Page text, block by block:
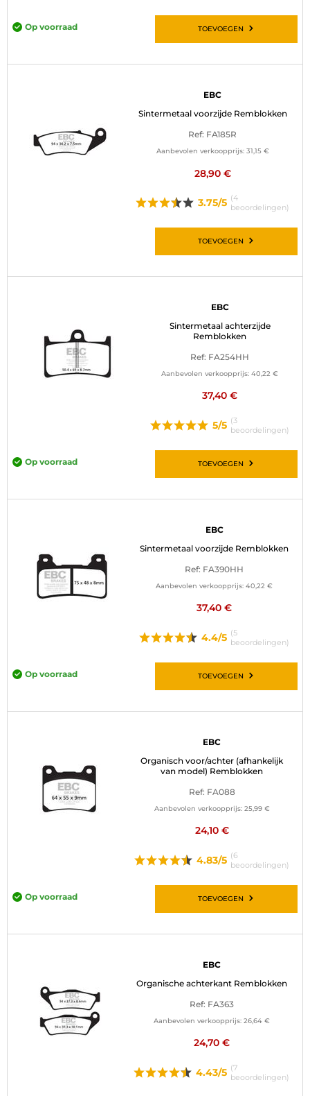
Op voorraad TOEVOEGEN
EBC
Sintermetaal voorzijde Remblokken
Ref: FA185R
Aanbevolen verkoopprijs: 31,15 €
28,90 €
3.75/5 (4
beoordelingen)
TOEVOEGEN
EBC
Sintermetaal achterzijde
Remblokken
Ref: FA254HH
Aanbevolen verkoopprijs: 40,22 €
37,40 €
5/5 (3
beoordelingen)
Op voorraad TOEVOEGEN
EBC
Sintermetaal voorzijde Remblokken
Ref: FA390HH
Aanbevolen verkoopprijs: 40,22 €
37,40 €
4.4/5 (5
beoordelingen)
Op voorraad TOEVOEGEN
EBC
Organisch voor/achter (afhankelijk
van model) Remblokken
Ref: FA088
Aanbevolen verkoopprijs: 25,99 €
24,10 €
4.83/5 (6
beoordelingen)
Op voorraad TOEVOEGEN
EBC
Organische achterkant Remblokken
Ref: FA363
Aanbevolen verkoopprijs: 26,64 €
24,70 €
4.43/5 (7
beoordelingen)